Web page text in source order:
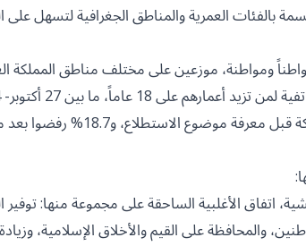
بالفئات العمرية والمناطق الجغرافية لتسهل على
هذا الاستطلاع على عينة مكونة من 850 مواطناً ومواطنة، موزعين على مختلف
الاستجابة 70%، علماً بأن 11.2%
اتفاق الأغلبية الساحقة على مجموعة منها:
والمحافظة على القيم والأخلاق الإسلامية،